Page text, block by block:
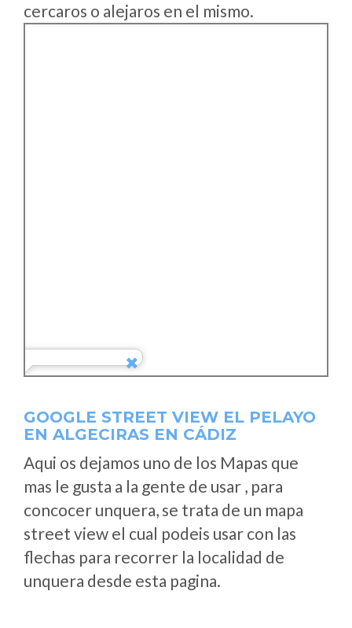
cercaros o alejaros en el mismo.
GOOGLE STREET VIEW EL PELAYO
EN ALGECIRAS EN CÁDIZ
Aqui os dejamos uno de los Mapas que
mas le gusta a la gente de usar , para
concocer unquera, se trata de un mapa
street view el cual podeis usar con las
flechas para recorrer la localidad de
unquera desde esta pagina.